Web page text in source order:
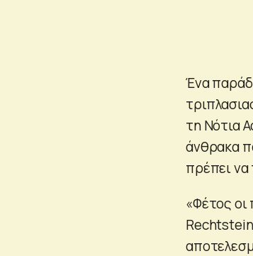
Ένα
τη Νότια
άνθρακα
πρέπει
«Φέτος οι